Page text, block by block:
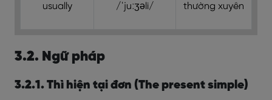
usually /ˈjuːʒəli/ thường xuyên
3.2. Ngữ pháp
3.2.1.Thì hiện tại đơn (The present simple)